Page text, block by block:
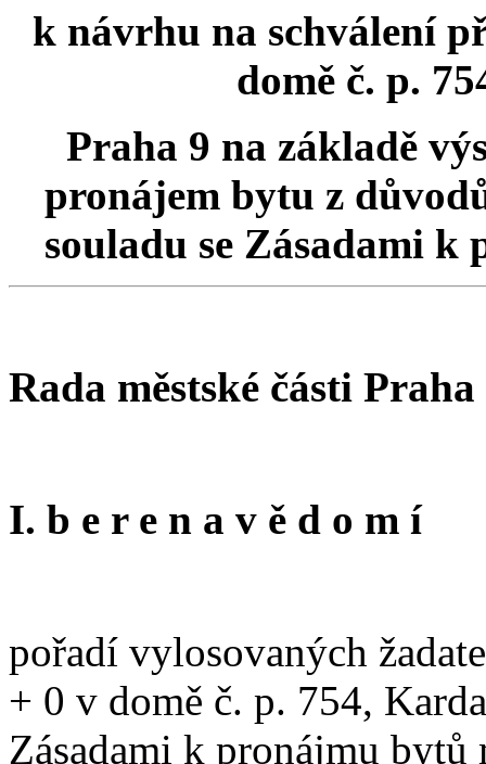
k návrhu na schválení
domě č. p.
Praha 9 na základě
pronájem bytu z
souladu se Zásadami
Rada městské části Praha
I. b e r e n a v ě d o m í
pořadí vylosovaných
+ 0 v domě č. p. 754,
Zásadami k pronájmu bytů